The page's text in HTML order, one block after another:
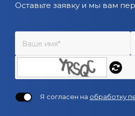
Оставьте заявку и мы вам
Я согласен на обработку